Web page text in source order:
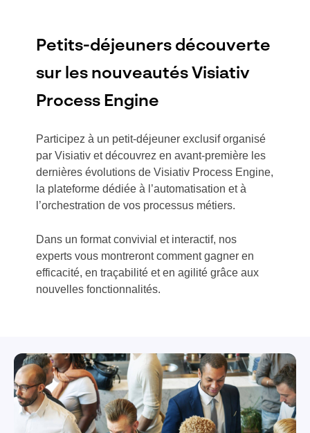
Petits-déjeuners découverte
sur les nouveautés Visiativ
Process Engine
Participez à un petit-déjeuner exclusif organisé
par Visiativ et découvrez en avant-première les
dernières évolutions de Visiativ Process Engine,
la plateforme dédiée à l’automatisation et à
l’orchestration de vos processus métiers.
Dans un format convivial et interactif, nos
experts vous montreront comment gagner en
efficacité, en traçabilité et en agilité grâce aux
nouvelles fonctionnalités.